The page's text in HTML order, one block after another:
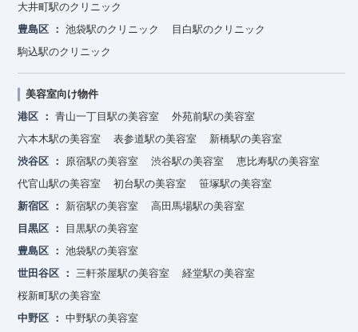
大井町駅のクリニック
豊島区
池袋駅のクリニック
目白駅のクリニック
駒込駅のクリニック
美容室向け物件
港区
青山一丁目駅の美容室
外苑前駅の美容室
六本木駅の美容室
表参道駅の美容室
新橋駅の美容室
渋谷区
原宿駅の美容室 渋谷駅の美容室
恵比寿駅の美容室
代官山駅の美容室
初台駅の美容室
笹塚駅の美容室
新宿区
新宿駅の美容室
高田馬場駅の美容室
目黒区
目黒駅の美容室
豊島区
池袋駅の美容室
世田谷区
三軒茶屋駅の美容室
経堂駅の美容室
桜新町駅の美容室
中野区
中野駅の美容室